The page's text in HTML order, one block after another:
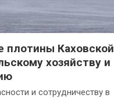
плотины Каховской
хозяйству и
и сотрудничеству в